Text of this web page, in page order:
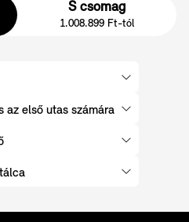
S csomag
1.008.899 Ft-tól
az első utas számára